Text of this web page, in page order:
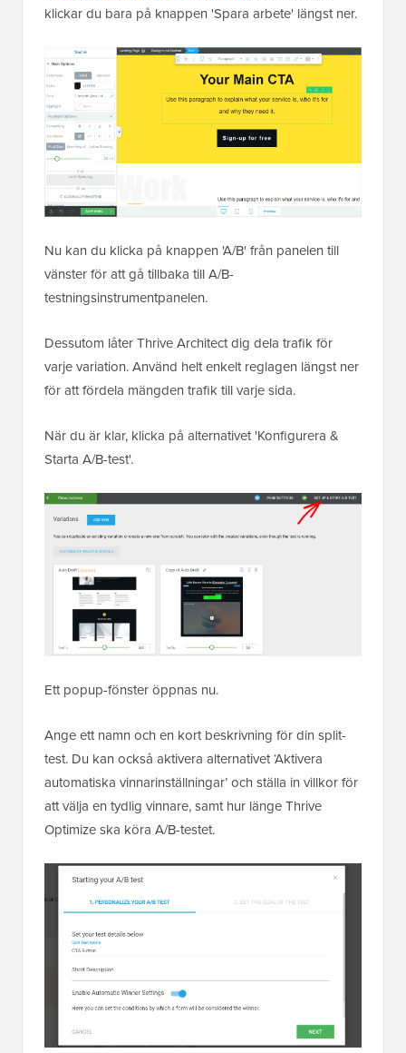
klickar du bara på knappen 'Spara arbete' längst ner.
Nu kan du klicka på knappen 'A/B' från panelen till
vänster för att gå tillbaka till A/B-
testningsinstrumentpanelen.
Dessutom låter Thrive Architect dig dela trafik för
varje variation. Använd helt enkelt reglagen längst ner
för att fördela mängden trafik till varje sida.
När du är klar, klicka på alternativet 'Konfigurera &
Starta A/B-test'.
Ett popup-fönster öppnas nu.
Ange ett namn och en kort beskrivning för din split-
test. Du kan också aktivera alternativet ‘Aktivera
automatiska vinnarinställningar’ och ställa in villkor för
att välja en tydlig vinnare, samt hur länge Thrive
Optimize ska köra A/B-testet.